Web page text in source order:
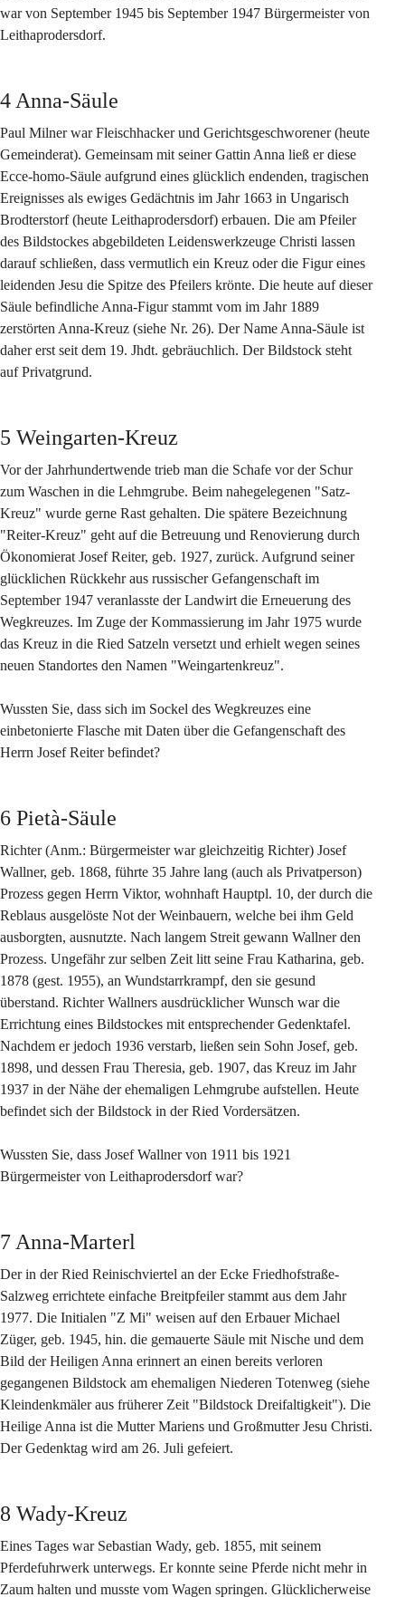
war von September 1945 bis September 1947 Bürgermeister von
Leithaprodersdorf.
4 Anna-Säule
Paul Milner war Fleischhacker und Gerichtsgeschworener (heute
Gemeinderat). Gemeinsam mit seiner Gattin Anna ließ er diese
Ecce-homo-Säule aufgrund eines glücklich endenden, tragischen
Ereignisses als ewiges Gedächtnis im Jahr 1663 in Ungarisch
Brodterstorf (heute Leithaprodersdorf) erbauen. Die am Pfeiler
des Bildstockes abgebildeten Leidenswerkzeuge Christi lassen
darauf schließen, dass vermutlich ein Kreuz oder die Figur eines
leidenden Jesu die Spitze des Pfeilers krönte. Die heute auf dieser
Säule befindliche Anna-Figur stammt vom im Jahr 1889
zerstörten Anna-Kreuz (siehe Nr. 26). Der Name Anna-Säule ist
daher erst seit dem 19. Jhdt. gebräuchlich. Der Bildstock steht
auf Privatgrund.
5 Weingarten-Kreuz
Vor der Jahrhundertwende trieb man die Schafe vor der Schur
zum Waschen in die Lehmgrube. Beim nahegelegenen "Satz-
Kreuz" wurde gerne Rast gehalten. Die spätere Bezeichnung
"Reiter-Kreuz" geht auf die Betreuung und Renovierung durch
Ökonomierat Josef Reiter, geb. 1927, zurück. Aufgrund seiner
glücklichen Rückkehr aus russischer Gefangenschaft im
September 1947 veranlasste der Landwirt die Erneuerung des
Wegkreuzes. Im Zuge der Kommassierung im Jahr 1975 wurde
das Kreuz in die Ried Satzeln versetzt und erhielt wegen seines
neuen Standortes den Namen "Weingartenkreuz".
Wussten Sie, dass sich im Sockel des Wegkreuzes eine
einbetonierte Flasche mit Daten über die Gefangenschaft des
Herrn Josef Reiter befindet?
6 Pietà-Säule
Richter (Anm.: Bürgermeister war gleichzeitig Richter) Josef
Wallner, geb. 1868, führte 35 Jahre lang (auch als Privatperson)
Prozess gegen Herrn Viktor, wohnhaft Hauptpl. 10, der durch die
Reblaus ausgelöste Not der Weinbauern, welche bei ihm Geld
ausborgten, ausnutzte. Nach langem Streit gewann Wallner den
Prozess. Ungefähr zur selben Zeit litt seine Frau Katharina, geb.
1878 (gest. 1955), an Wundstarrkrampf, den sie gesund
überstand. Richter Wallners ausdrücklicher Wunsch war die
Errichtung eines Bildstockes mit entsprechender Gedenktafel.
Nachdem er jedoch 1936 verstarb, ließen sein Sohn Josef, geb.
1898, und dessen Frau Theresia, geb. 1907, das Kreuz im Jahr
1937 in der Nähe der ehemaligen Lehmgrube aufstellen. Heute
befindet sich der Bildstock in der Ried Vordersätzen.
Wussten Sie, dass Josef Wallner von 1911 bis 1921
Bürgermeister von Leithaprodersdorf war?
7 Anna-Marterl
Der in der Ried Reinischviertel an der Ecke Friedhofstraße-
Salzweg errichtete einfache Breitpfeiler stammt aus dem Jahr
1977. Die Initialen "Z Mi" weisen auf den Erbauer Michael
Züger, geb. 1945, hin. die gemauerte Säule mit Nische und dem
Bild der Heiligen Anna erinnert an einen bereits verloren
gegangenen Bildstock am ehemaligen Niederen Totenweg (siehe
Kleindenkmäler aus früherer Zeit "Bildstock Dreifaltigkeit"). Die
Heilige Anna ist die Mutter Mariens und Großmutter Jesu Christi.
Der Gedenktag wird am 26. Juli gefeiert.
8 Wady-Kreuz
Eines Tages war Sebastian Wady, geb. 1855, mit seinem
Pferdefuhrwerk unterwegs. Er konnte seine Pferde nicht mehr in
Zaum halten und musste vom Wagen springen. Glücklicherweise